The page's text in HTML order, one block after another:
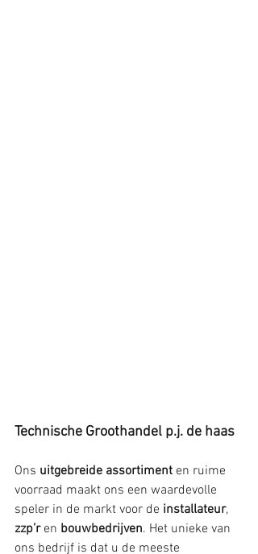
Technische Groothandel p.j. de haas
Ons uitgebreide assortiment en ruime
voorraad maakt ons een waardevolle
speler in de markt voor de installateur,
zzp’r en bouwbedrijven. Het unieke van
ons bedrijf is dat u de meeste